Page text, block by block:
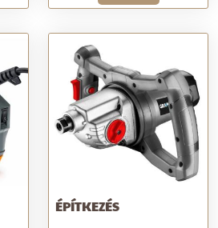
ÉPÍTKEZÉS